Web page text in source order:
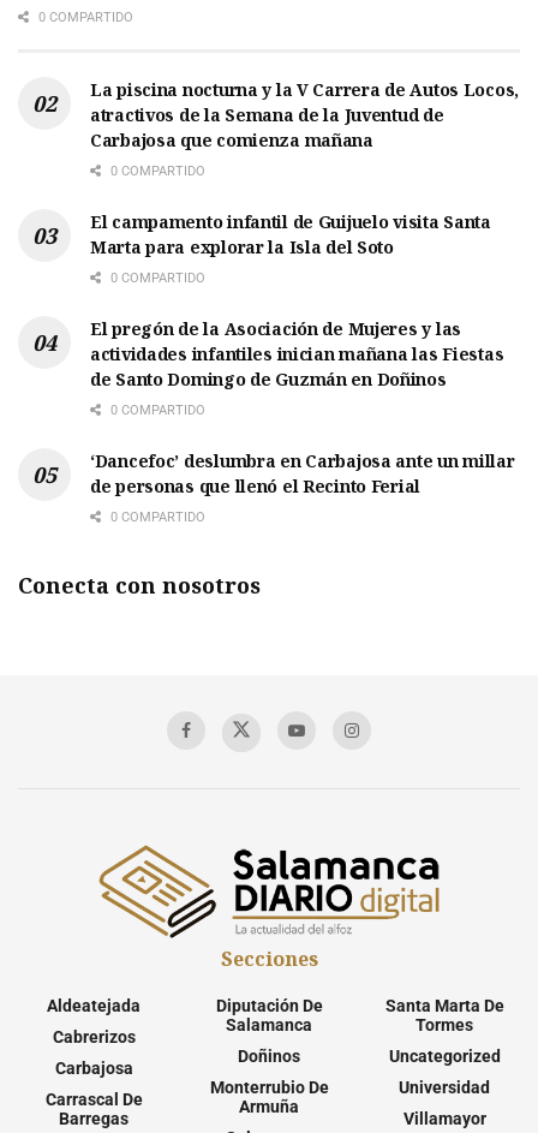
0 COMPARTIDO
La piscina nocturna y la V Carrera de Autos Locos,
atractivos de la Semana de la Juventud de
Carbajosa que comienza mañana
0 COMPARTIDO
El campamento infantil de Guijuelo visita Santa
Marta para explorar la Isla del Soto
0 COMPARTIDO
El pregón de la Asociación de Mujeres y las
actividades infantiles inician mañana las Fiestas
de Santo Domingo de Guzmán en Doñinos
0 COMPARTIDO
‘Dancefoc’ deslumbra en Carbajosa ante un millar
de personas que llenó el Recinto Ferial
0 COMPARTIDO
Conecta con nosotros
Secciones
Aldeatejada
Cabrerizos
Carbajosa
Carrascal De
Barregas
Diputación De
Salamanca
Doñinos
Monterrubio De
Armuña
Santa Marta De
Tormes
Uncategorized
Universidad
Villamayor